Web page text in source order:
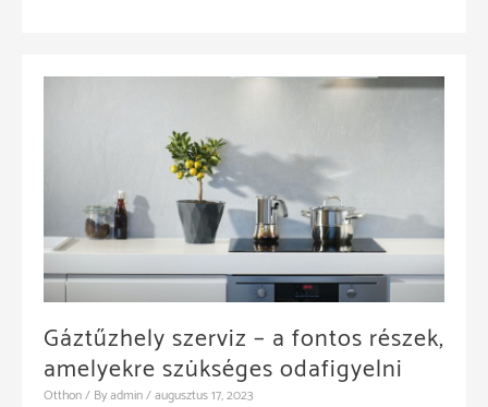
Gáztűzhely szerviz – a fontos részek,
amelyekre szükséges odafigyelni
Otthon/ Byadmin/augusztus 17, 2023